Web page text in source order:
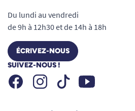
Du lundi au vendredi
de 9h à 12h30 et de 14h à 18h
ÉCRIVEZ-NOUS
SUIVEZ-NOUS !
FacebookInstagramTiktok Youtube